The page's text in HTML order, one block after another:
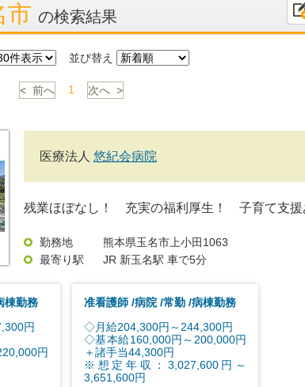
市 の検索結果
並び替え
< 前へ 1 次へ >
医療法人 悠紀会病院
残業ほぼなし！ 充実の福利厚生！ 子育て支援
勤務地
熊本県玉名市上小田1063
最寄り駅
JR 新玉名駅 車で5分
棟勤務
円
円
准看護師 病院 常勤 病棟勤務
◇月給204,300円～244,300円
◇基本給160,000円～200,000円
＋諸手当44,300円
※想定年収：3,027,600円～
3,651,600円